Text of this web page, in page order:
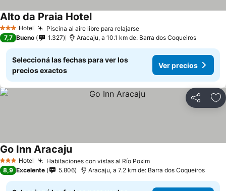
3 Estrellas
Hotel Piscina al aire libre para relajarse
Alto da Praia Hotel
7,7 Bueno 1.327 Aracaju, a 10.1 km de: Barra dos Coqueiros
Seleccioná las fechas para ver los
precios exactos
Ver precios
Compartir
3 Estrellas
Hotel Habitaciones con vistas al Río Poxim
Go Inn Aracaju
8,9 Excelente 5.806 Aracaju, a 7.2 km de: Barra dos Coqueiros